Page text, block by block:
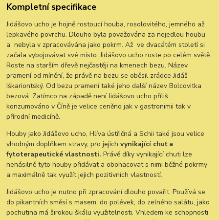
Kompletní specifikace
Jidášovo ucho je hojně rostoucí houba, rosolovitého, jemného až
lepkavého povrchu. Dlouho byla považována za nejedlou houbu
a nebyla v zpracovávána jako pokrm. Až ve dvacátém století si
začala vybojovávat své místo. Jidášovo ucho roste po celém světě.
Roste na starším dřevě nejčastěji na kmenech bezu. Název
pramení od mínění, že právě na bezu se oběsil zrádce Jidáš
Iškariontský. Od bezu pramení také jeho další název Bolcovitka
bezová. Zatímco na západě není Jidášovo ucho příliš
konzumováno v Číně je velice ceněno jak v gastronimii tak v
přírodní medicíně.
Houby jako Jidášovo ucho, Hlíva ústřičná a Schii také jsou velice
vhodným doplňkem stravy, pro jejichvynikající chuť a
fytoterapeutické vlastnosti.Právě díky vynikající chuti lze
nenásilně tyto houby přidávat a obohacovat s nimi běžné pokrmy
a maximálně tak využít jejich pozitivních vlastností.
Jidášovo ucho je nutno při zpracování dlouho povařit. Používá se
do pikantních směsí s masem, do polévek, do zelného salátu, jako
pochutina má širokou škálu využitelnosti. Vhledem ke schopnosti